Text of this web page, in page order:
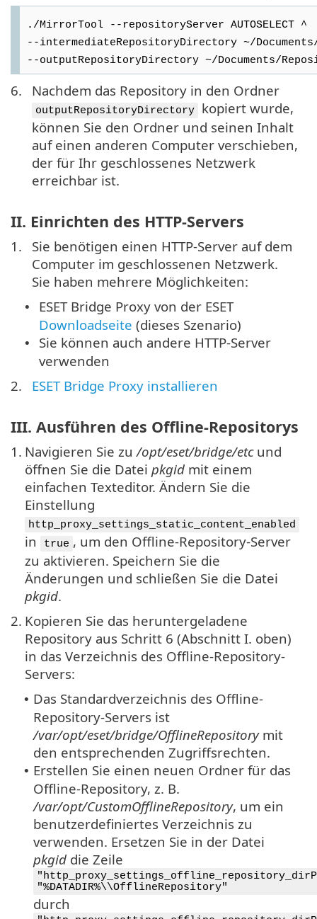
./MirrorTool --repositoryServer AUTOSELECT ^
--intermediateRepositoryDirectory ~/
--outputRepositoryDirectory ~/Documents/
6. Nachdem das Repository in den Ordner
outputRepositoryDirectory
kopiert wurde,
können Sie den Ordner und seinen Inhalt
auf einen anderen Computer verschieben,
der für Ihr geschlossenes Netzwerk
erreichbar ist.
II. Einrichten des HTTP-Servers
1.
Sie benötigen einen HTTP-Server auf dem
Computer im geschlossenen Netzwerk.
Sie haben mehrere Möglichkeiten:
•
ESET Bridge Proxy von der ESET
Downloadseite (dieses Szenario)
•
Sie können auch andere HTTP-Server
verwenden
2.
ESET Bridge Proxy installieren
III. Ausführen des Offline-Repositorys
1. Navigieren Sie zu /opt/eset/bridge/etcund
öffnen Sie die Datei pkgid mit einem
einfachen Texteditor. Ändern Sie die
Einstellung
http_proxy_settings_static_content_enabled
in true , um den Offline-Repository-Server
zu aktivieren. Speichern Sie die
Änderungen und schließen Sie die Datei
pkgid.
2. Kopieren Sie das heruntergeladene
Repository aus Schritt 6 (Abschnitt I. oben)
in das Verzeichnis des Offline-Repository-
Servers:
• Das Standardverzeichnis des Offline-
Repository-Servers ist
/var/opt/eset/bridge/OfflineRepositorymit
den entsprechenden Zugriffsrechten.
• Erstellen Sie einen neuen Ordner für das
Offline-Repository, z. B.
/var/opt/CustomOfflineRepository, um ein
benutzerdefiniertes Verzeichnis zu
verwenden. Ersetzen Sie in der Datei
pkgid die Zeile
"%DATADIR%\\OfflineRepository"
durch